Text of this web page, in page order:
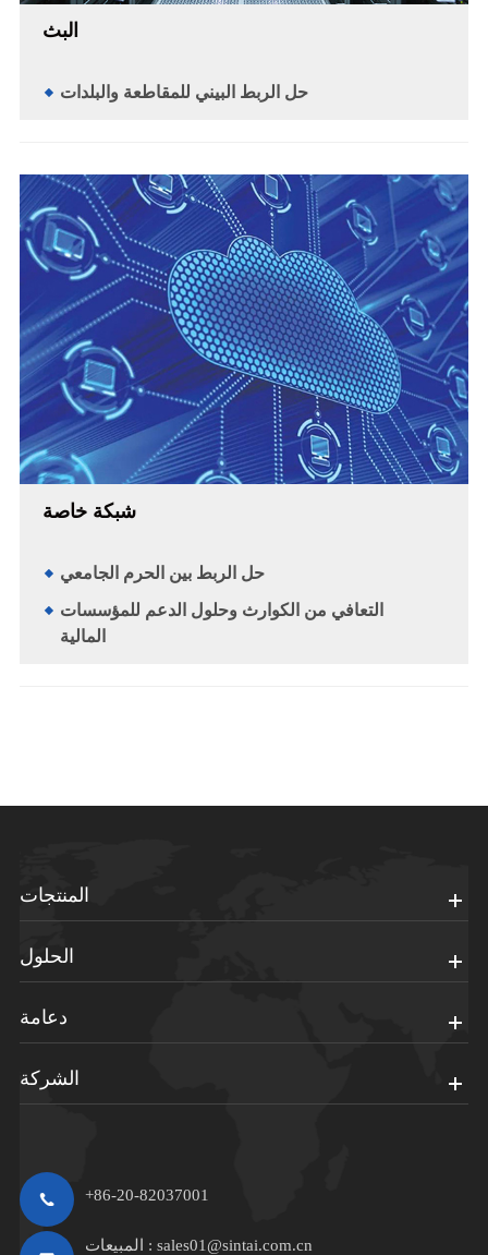
البث
حل الربط البيني للمقاطعة والبلدات
شبكة خاصة
حل الربط بين الحرم الجامعي
التعافي من الكوارث وحلول الدعم للمؤسسات
المالية
المنتجات
الحلول
دعامة
الشركة
+86-20-82037001
المبيعات : sales01@sintai.com.cn